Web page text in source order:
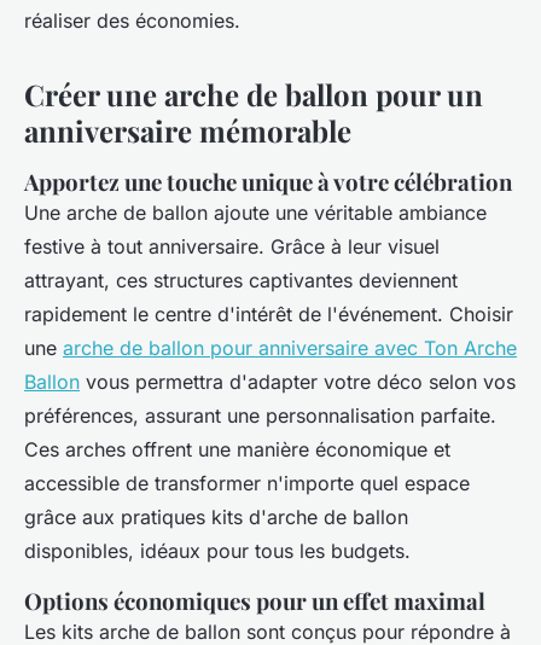
réaliser des économies.
Créer une arche de ballon pour un
anniversaire mémorable
Apportez une touche unique à votre célébration
Une arche de ballon ajoute une véritable ambiance
festive à tout anniversaire. Grâce à leur visuel
attrayant, ces structures captivantes deviennent
rapidement le centre d'intérêt de l'événement. Choisir
une arche de ballon pour anniversaire avec Ton Arche
Ballon vous permettra d'adapter votre déco selon vos
préférences, assurant une personnalisation parfaite.
Ces arches offrent une manière économique et
accessible de transformer n'importe quel espace
grâce aux pratiques kits d'arche de ballon
disponibles, idéaux pour tous les budgets.
Options économiques pour un effet maximal
Les kits arche de ballon sont conçus pour répondre à